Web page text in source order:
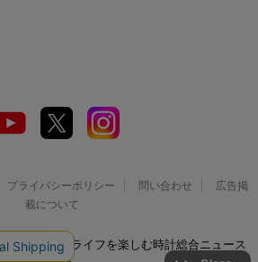
プライバシーポリシー 問い合わせ
広告掲
載について
｜ウオッチライフを楽しむ時計総合ニュース